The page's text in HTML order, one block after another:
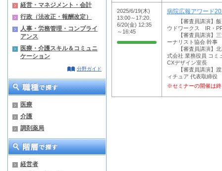
経営・マネジメント・会計
行政（法改正・報酬改定）
人事・労務管理・コンプライ
アンス
医療・介護スキル＆コミュニ
ケーション
分野ガイド
医療
介護
調剤薬局
経営者
2025/6/19(木)
13:00～17:20、
6/20(金) 12:35
～16:45
病院広報アワード
【審査員講演】飯
ウドワークス IR・
【審査員講演】三
ーナリスト協会 幹事
【審査員講演】北
式会社 業務役員 コミ
CXデザイン室長
【審査員講演】渡
ィチュア 代表取締役
※セミナーの開催は